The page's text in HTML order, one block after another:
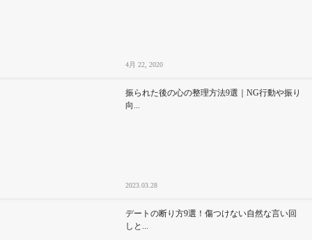
4月 22, 2020
振られた後の心の整理方法9選｜NG行動や振り
向...
2023.03.28
デートの断り方9選！傷つけない自然な言い回
しと...